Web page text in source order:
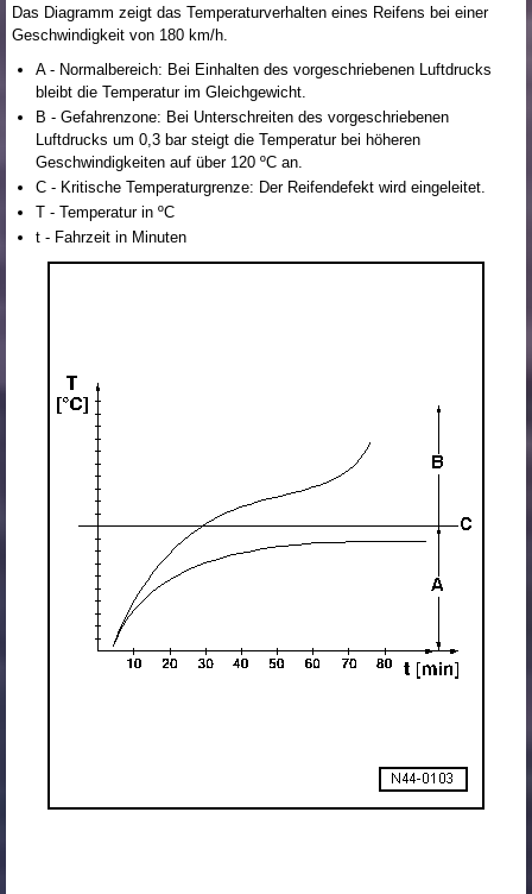
Das Diagramm zeigt das Temperaturverhalten eines Reifens bei einer
Geschwindigkeit von 180 km/h.
A - Normalbereich: Bei Einhalten des vorgeschriebenen Luftdrucks
bleibt die Temperatur im Gleichgewicht.
B - Gefahrenzone: Bei Unterschreiten des vorgeschriebenen
Luftdrucks um 0,3 bar steigt die Temperatur bei höheren
Geschwindigkeiten auf über 120 ºC an.
C - Kritische Temperaturgrenze: Der Reifendefekt wird eingeleitet.
T - Temperatur in ºC
t - Fahrzeit in Minuten